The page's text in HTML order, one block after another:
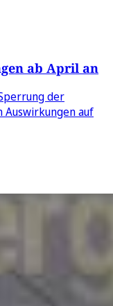
ab April an
der
Auswirkungen auf